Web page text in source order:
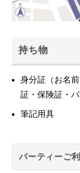
持ち物
身分証（お名
証・保険証・
筆記用具
パーティーご